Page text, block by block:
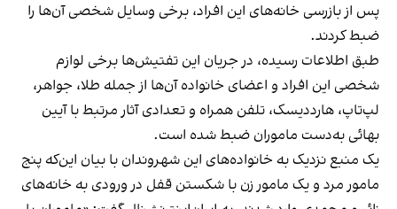
پس از بازرسی خانه‌های این افراد، برخی وسایل شخصی آن‌ها را
ضبط کردند.
طبق اطلاعات رسیده، در جریان این تفتیش‌ها برخی لوازم
شخصی این افراد و اعضای خانواده آن‌ها از جمله طلا، جواهر،
لپ‌تاپ، هارددیسک، تلفن همراه و تعدادی آثار مرتبط با آیین
بهائی به‌دست ماموران ضبط شده است.
یک منبع نزدیک به خانواده‌های این شهروندان با بیان این‌که پنج
مامور مرد و یک مامور زن با شکستن قفل ‌در ورودی به خانه‌های